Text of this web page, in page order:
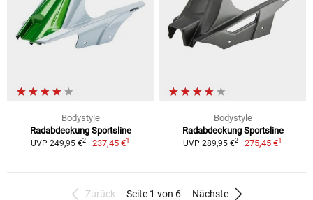
Bodystyle
Radabdeckung Sportsline
UVP 249,95 €2 237,45 €1
Bodystyle
Radabdeckung Sportsline
UVP 289,95 €2 275,45 €1
Zurück Seite 1 von 6 Nächste